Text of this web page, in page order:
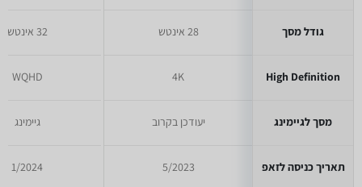
גודל מסך
High Definition
מסך לגיימינג
תאריך כניסה לזאפ
28 אינטש
4K
יעודכן בקרוב
5/2023
32 אינטש
WQHD
גיימינג
1/2024